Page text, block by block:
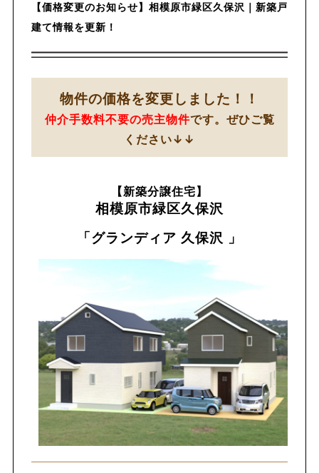
【価格変更のお知らせ】相模原市緑区久保沢｜新築戸
建て情報を更新！
物件の価格を変更しました！！
仲介手数料不要の売主物件です。ぜひご覧
ください↓↓
【新築分譲住宅】
相模原市緑区久保沢
「グランディア 久保沢 」